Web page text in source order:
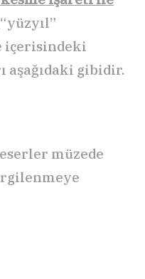
“yüzyıl”
içerisindeki
aşağıdaki gibidir.
müzede